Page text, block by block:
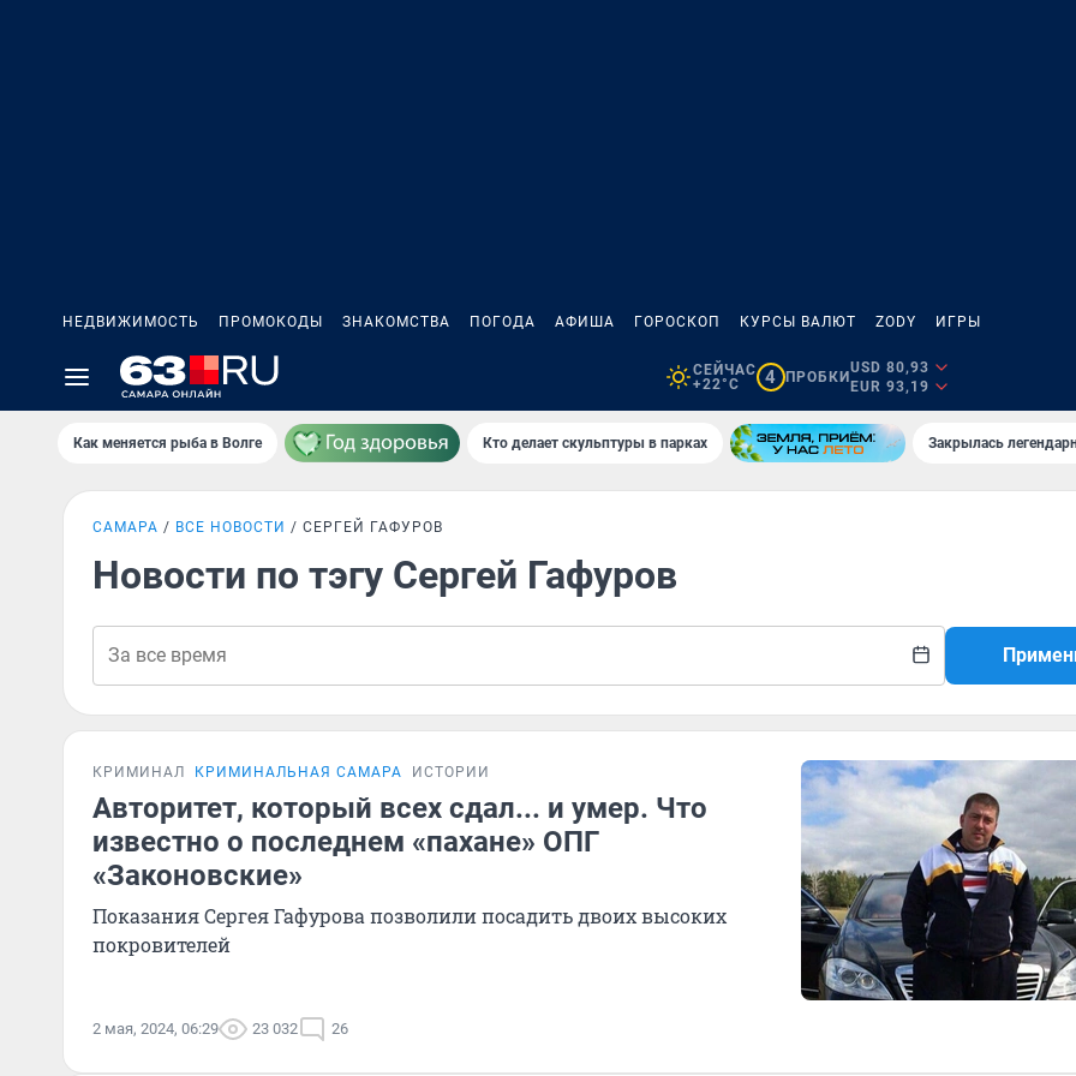
НЕДВИЖИМОСТЬ ПРОМОКОДЫ ЗНАКОМСТВА ПОГОДА АФИША ГОРОСКОП КУРСЫ ВАЛЮТ ZODY ИГРЫ
СЕЙЧАС
+22°C
4 ПРОБКИ
USD 80,93
EUR 93,19
Как меняется рыба в Волге Кто делает скульптуры в парках Закрылась
САМАРА ВСЕ НОВОСТИ СЕРГЕЙ ГАФУРОВ
Новости по тэгу Сергей Гафуров
КРИМИНАЛ КРИМИНАЛЬНАЯ САМАРА ИСТОРИИ
Авторитет, который всех сдал... и умер. Что
известно о последнем «пахане» ОПГ
«Законовские»
Показания Сергея Гафурова позволили посадить двоих высоких
покровителей
2 мая, 2024, 06:29 23 032 26